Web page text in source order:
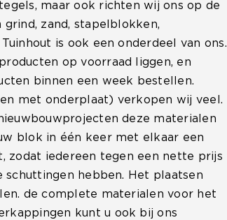
maar ook richten wij ons op de
zand, stapelblokken,
is ook een onderdeel van ons.
op voorraad liggen, en
binnen een week bestellen.
met onderplaat) verkopen wij veel.
deze materialen
blok in één keer met elkaar een
zodat iedereen tegen een nette prijs
hebben. Het plaatsen
de complete materialen voor het
kunt u ook bij ons